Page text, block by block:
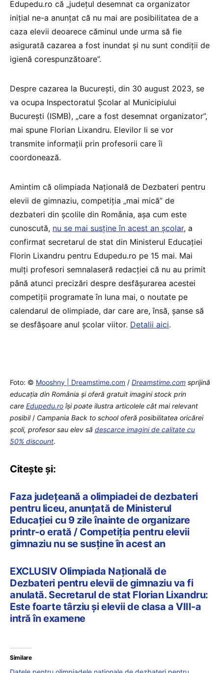
Edupedu.ro că „județul desemnat ca organizator
inițial ne-a anunțat că nu mai are posibilitatea de a
caza elevii deoarece căminul unde urma să fie
asigurată cazarea a fost inundat și nu sunt condiții de
igienă corespunzătoare”.
Despre cazarea la București, din 30 august 2023, se
va ocupa Inspectoratul Școlar al Municipiului
București (ISMB), „care a fost desemnat organizator”,
mai spune Florian Lixandru. Elevilor li se vor
transmite informații prin profesorii care îi
coordonează.
Amintim că olimpiada Națională de Dezbateri pentru
elevii de gimnaziu, competiția „mai mică” de
dezbateri din școlile din România, așa cum este
cunoscută, nu se mai susține în acest an școlar, a
confirmat secretarul de stat din Ministerul Educației
Florin Lixandru pentru Edupedu.ro pe 15 mai. Mai
mulți profesori semnalaseră redacției că nu au primit
până atunci precizări despre desfășurarea acestei
competiții programate în luna mai, o noutate pe
calendarul de olimpiade, dar care are, însă, șanse să
se desfășoare anul școlar viitor. Detalii aici.
Foto: © ​ Mooshny | Dreamstime.com / Dreamstime.com sprijină
educaţia din România şi oferă gratuit imagini stock prin
care Edupedu.ro îşi poate ilustra articolele cât mai relevant
posibil/ Campania Back to school oferă posibilitatea oricărei
școli, profesor sau elev să descarce imagini de calitate cu
50% discount.
Citește și:
Faza județeană a olimpiadei de dezbateri
pentru liceu, anunțată de Ministerul
Educației cu 9 zile înainte de organizare
printr-o erată / Competiția pentru elevii
gimnaziu nu se susține în acest an
EXCLUSIV Olimpiada Națională de
Dezbateri pentru elevii de gimnaziu va fi
anulată. Secretarul de stat Florian Lixandru:
Este foarte târziu și elevii de clasa a VIII-a
intră în examene
Similare